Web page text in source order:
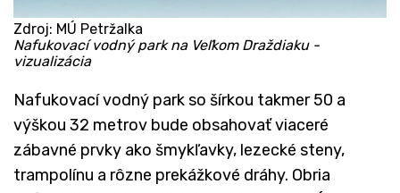
Zdroj: MÚ Petržalka
Nafukovací vodný park na Veľkom Draždiaku -
vizualizácia
Nafukovací vodný park so šírkou takmer 50 a
výškou 32 metrov bude obsahovať viaceré
zábavné prvky ako šmykľavky, lezecké steny,
trampolínu a rôzne prekážkové dráhy. Obria